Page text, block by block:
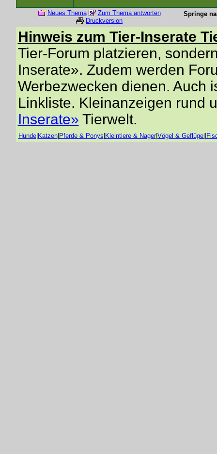
Neues Thema
Zum Thema antworten
Druckversion
Springe
Hinweis zum Tier-Inserate
Tier-Forum platzieren,
Inserate». Zudem werden
Werbezwecken dienen. Auch
Linkliste. Kleinanzeigen rund
Inserate» Tierwelt.
Hunde| Katzen| Pferde & Ponys Kleintiere & Nager|Vögel & Geflügel